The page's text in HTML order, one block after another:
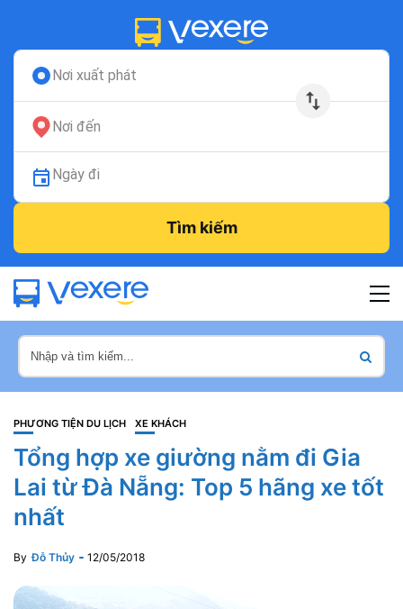
Nơi xuất phát
Nơi đến
Ngày đi
Tìm kiếm
PHƯƠNG TIỆN DU LỊCH XE KHÁCH
Tổng hợp xe giường nằm đi Gia
Lai từ Đà Nẵng: Top 5 hãng xe tốt
nhất
By Đỗ Thủy 12/05/2018